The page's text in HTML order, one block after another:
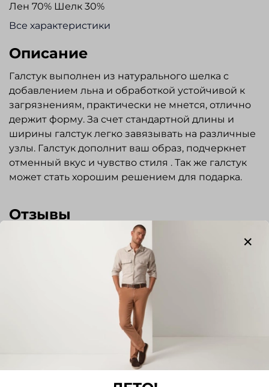
Лен 70% Шелк 30%
Все характеристики
Описание
Галстук выполнен из натурального шелка с
добавлением льна и обработкой устойчивой к
загрязнениям, практически не мнется, отлично
держит форму. За счет стандартной длины и
ширины галстук легко завязывать на различные
узлы. Галстук дополнит ваш образ, подчеркнет
отменный вкус и чувство стиля . Так же галстук
может стать хорошим решением для подарка.
Отзывы
Отзывов еще никто не оставлял